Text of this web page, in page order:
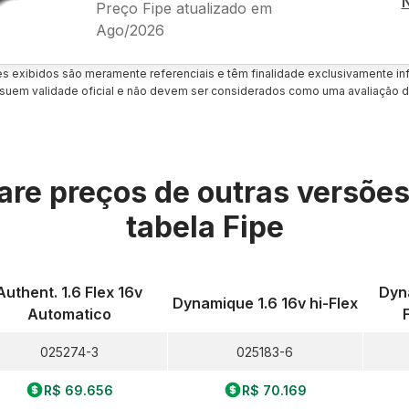
Preço Fipe atualizado em
Ago/2026
exibidos são meramente referenciais e têm finalidade exclusivamente
validade oficial e não devem ser considerados como uma avaliação
preços de outras
tabela Fipe
1.6 Flex 16v
Automatico
025274-3
R$ 69.656
Dynamique 1.6 16v hi-Flex
025183-6
R$ 70.169